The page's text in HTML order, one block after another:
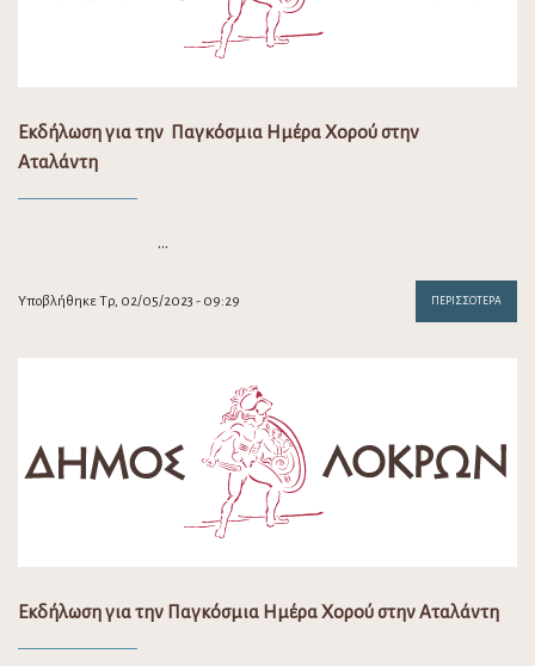
Εκδήλωση για την Παγκόσμια Ημέρα Χορού στην
Αταλάντη
…
Υποβλήθηκε Τρ, 02/05/2023 - 09:29 ΠΕΡΙΣΣΌΤΕΡΑ
Εκδήλωση για την Παγκόσμια Ημέρα Χορού στην Αταλάντη